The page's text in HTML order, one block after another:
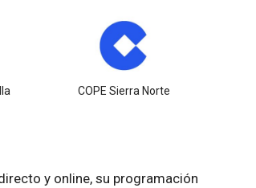
COPE Sierra Norte
y online, su programación